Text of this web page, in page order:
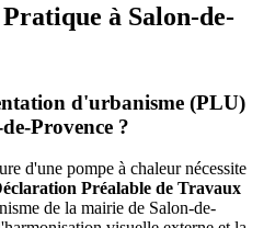
à Salon-de-
d'urbanisme (PLU)
Provence ?
d'une pompe à chaleur nécessite
Préalable de Travaux
de la mairie de Salon-de-